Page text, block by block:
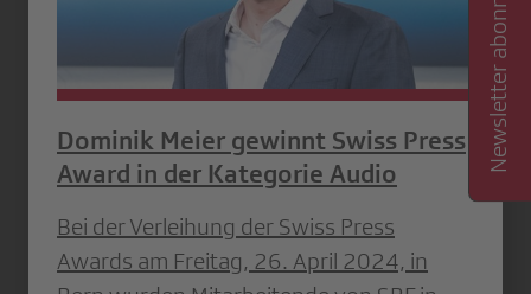
Dominik Meier gewinnt Swiss Press
Award in der Kategorie Audio
Bei der Verleihung der Swiss Press
Awards am Freitag, 26. April 2024, in
Newsletter abonnieren